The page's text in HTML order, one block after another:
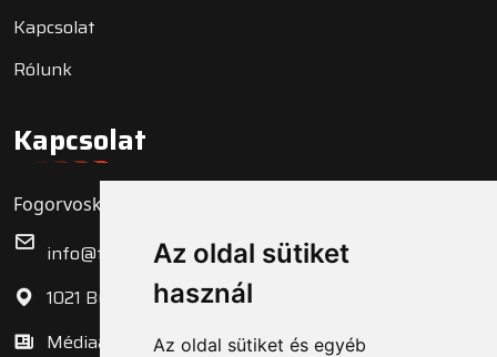
Az oldal sütiket
használ
Az oldal sütiket és egyéb
Kapcsolat
Rólunk
Kapcsolat
Fogorvoskereső.hu Zrt.
info@fogorvoskereso.hu
1021 Budapest, Bécsi út 3-5.
Médiaajánlat